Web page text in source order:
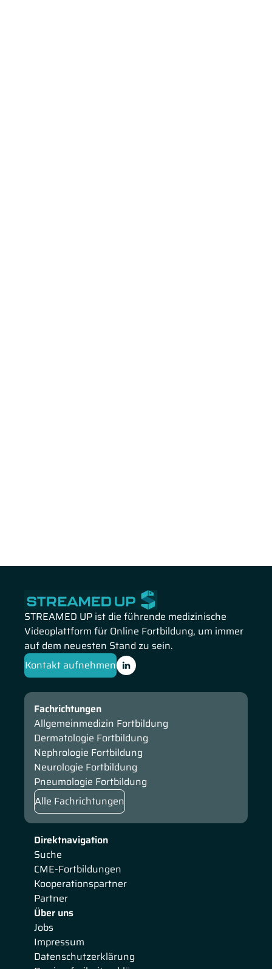
STREAMED UP ist die führende medizinische
Videoplattform für Online Fortbildung, um immer
auf dem neuesten Stand zu sein.
Kontakt aufnehmen
Direktnavigation
Suche
CME-Fortbildungen
Kooperationspartner
Partner
Über uns
Jobs
Impressum
Datenschutzerklärung
Fachrichtungen
Allgemeinmedizin Fortbildung
Dermatologie Fortbildung
Nephrologie Fortbildung
Neurologie Fortbildung
Pneumologie Fortbildung
Alle Fachrichtungen